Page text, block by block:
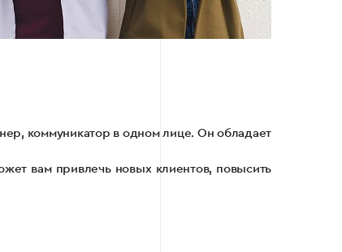
коммуникатор в одном лице. Он обладает
вам привлечь новых клиентов, повысить